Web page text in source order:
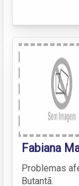
Fabiana
Problemas
Butantã.